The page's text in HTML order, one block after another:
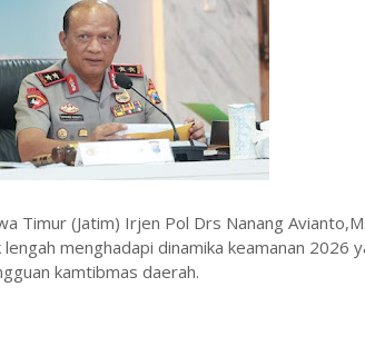
Timur (Jatim) Irjen Pol Drs Nanang
menghadapi dinamika keamanan 2026
kamtibmas daerah.